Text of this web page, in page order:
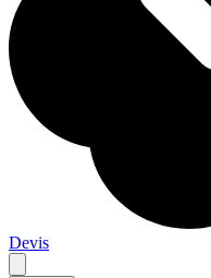
Devis